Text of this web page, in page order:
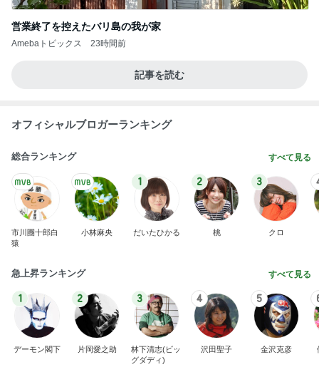
営業終了を控えたバリ島の我が家
Amebaトピックス 23時間前
記事を読む
オフィシャルブロガーランキング
総合ランキング すべて見る
市川團十郎白
猿
小林麻央
1
だいたひかる
2
桃
3
クロ
急上昇ランキング すべて見る
1
デーモン閣下
2
片岡愛之助
3
林下清志(ビッ
グダディ)
4
沢田聖子
5
金沢克彦